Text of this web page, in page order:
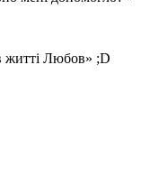
житті Любов» ;D